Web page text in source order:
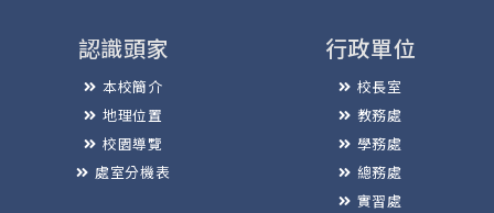
認識頭家
本校簡介
地理位置
校園導覽
處室分機表
行政單位
校長室
教務處
學務處
總務處
實習處